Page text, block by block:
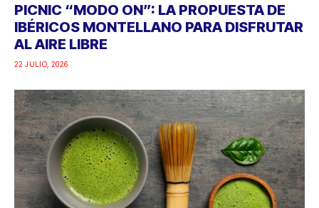
PICNIC “MODO ON”: LA PROPUESTA DE
IBÉRICOS MONTELLANO PARA DISFRUTAR
AL AIRE LIBRE
22 JULIO, 2026